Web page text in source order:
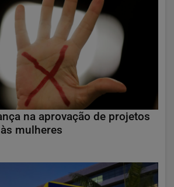
na aprovação de projetos
mulheres